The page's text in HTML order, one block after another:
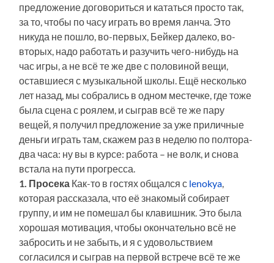
предложение договориться и кататься просто так,
за то, чтобы по часу играть во время ланча. Это
никуда не пошло, во-первых, Бейкер далеко, во-
вторых, надо работать и разучить чего-нибудь на
час игры, а не всё те же две с половиной вещи,
оставшиеся с музыкальной школы. Ещё несколько
лет назад, мы собрались в одном местечке, где тоже
была сцена с роялем, и сыграв всё те же пару
вещей, я получил предложение за уже приличные
деньги играть там, скажем раз в неделю по полтора-
два часа: ну вы в курсе: работа – не волк, и снова
встала на пути прогресса.
1. Просека Как-то в гостях общался с lenokya
которая рассказала, что её знакомый собирает
группу, и им не помешал бы клавишник. Это была
хорошая мотивация, чтобы окончательно всё не
забросить и не забыть, и я с удовольствием
согласился и сыграв на первой встрече всё те же